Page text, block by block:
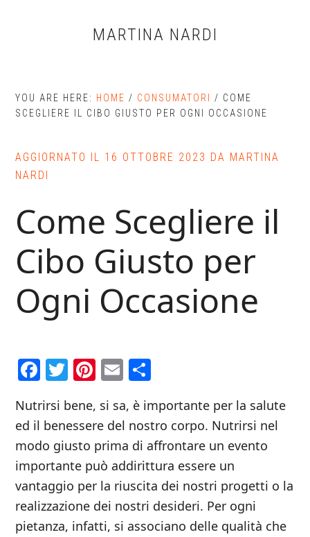
MARTINA NARDI
YOU ARE HERE: HOME / CONSUMATORI / COME
SCEGLIERE IL CIBO GIUSTO PER OGNI OCCASIONE
AGGIORNATO IL 16 OTTOBRE 2023 DA MARTINA
NARDI
Come Scegliere il
Cibo Giusto per
Ogni Occasione
Facebook
TwitterPinterest
Email
Nutrirsi bene, si sa, è importante per la salute
ed il benessere del nostro corpo. Nutrirsi nel
modo giusto prima di affrontare un evento
importante può addirittura essere un
vantaggio per la riuscita dei nostri progetti o la
realizzazione dei nostri desideri. Per ogni
pietanza, infatti, si associano delle qualità che